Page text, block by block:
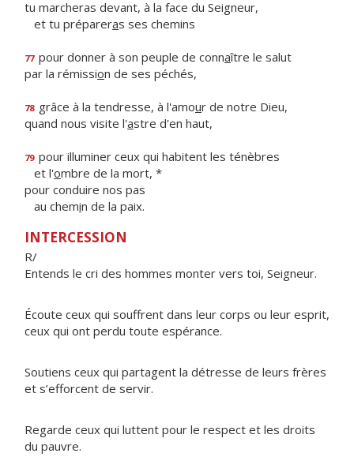
tu marcheras devant, à la face du Seigneur,
et tu prépareras ses chemins
77 pour donner à son peuple de connaître le salut
par la rémission de ses péchés,
78 grâce à la tendresse, à l'amour de notre Dieu,
quand nous visite l'astre d'en haut,
79 pour illuminer ceux qui habitent les ténèbres
et l'ombre de la mort, *
pour conduire nos pas
au chemin de la paix.
INTERCESSION
R/
Entends le cri des hommes monter vers toi, Seigneur.
Écoute ceux qui souffrent dans leur corps ou leur esprit,
ceux qui ont perdu toute espérance.
Soutiens ceux qui partagent la détresse de leurs frères
et s’efforcent de servir.
Regarde ceux qui luttent pour le respect et les droits
du pauvre.